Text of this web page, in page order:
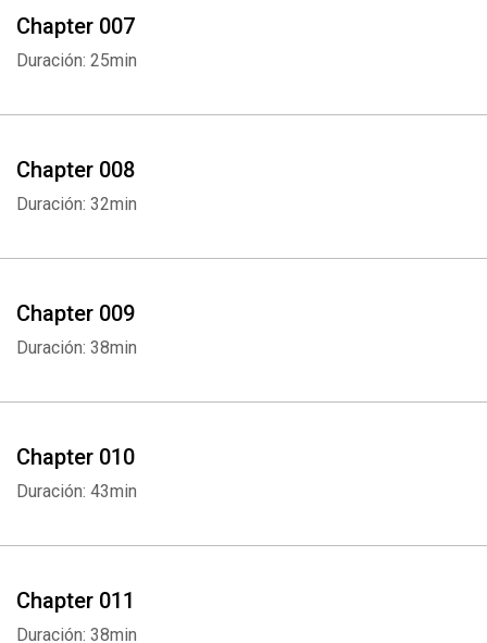
Chapter 007
Duración: 25min
Chapter 008
Duración: 32min
Chapter 009
Duración: 38min
Chapter 010
Duración: 43min
Chapter 011
Duración: 38min